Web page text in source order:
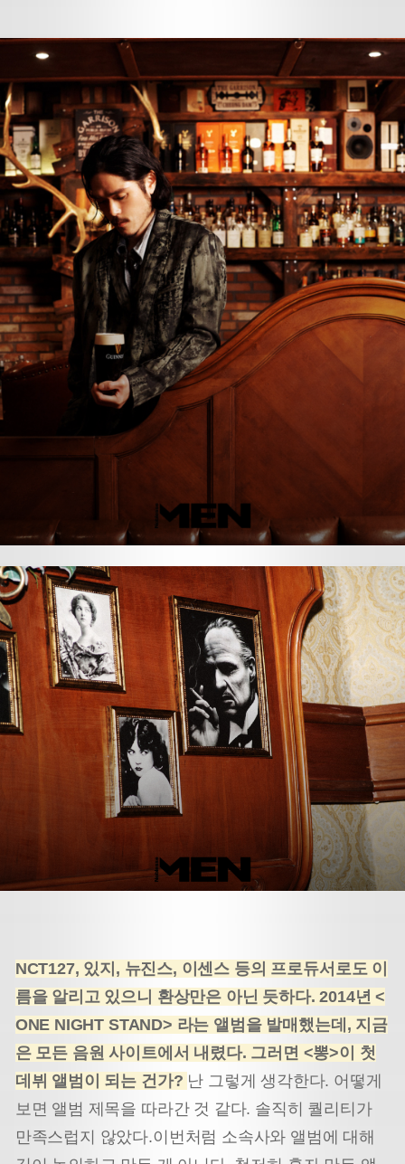
NCT127, 있지, 뉴진스, 이센스 등의 프로듀서로도 이
름을 알리고 있으니 환상만은 아닌 듯하다. 2014년 <
ONE NIGHT STAND> 라는 앨범을 발매했는데, 지금
은 모든 음원 사이트에서 내렸다. 그러면 <뽕>이 첫
데뷔 앨범이 되는 건가? 난 그렇게 생각한다. 어떻게
보면 앨범 제목을 따라간 것 같다. 솔직히 퀄리티가
만족스럽지 않았다.이번처럼 소속사와 앨범에 대해